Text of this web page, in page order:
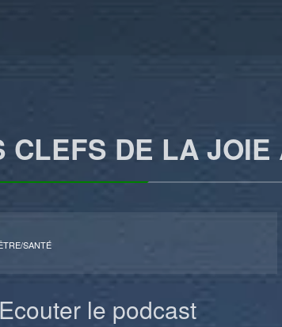
CLEFS DE LA
SANTÉ
Ecouter le podcast